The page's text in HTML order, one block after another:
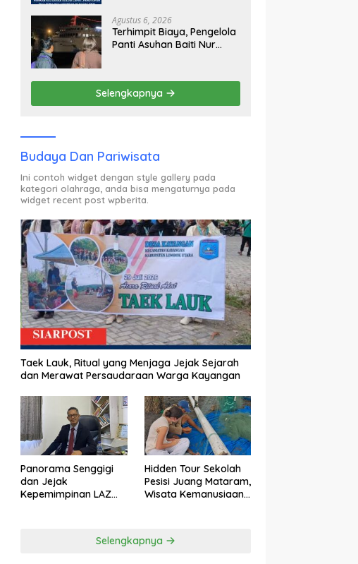
Agustus 6, 2026
Terhimpit Biaya, Pengelola
Panti Asuhan Baiti Nur
Asesmen Bantuan Tak
Kunjung Tuntas
Selengkapnya
Budaya Dan Pariwisata
Ini contoh widget dengan style gallery pada
kategori olahraga, anda bisa mengaturnya pada
widget recent post wpberita.
Taek Lauk, Ritual yang Menjaga Jejak Sejarah
dan Merawat Persaudaraan Warga Kayangan
Panorama Senggigi
dan Jejak
Kepemimpinan LAZ
Hidden Tour Sekolah
Pesisi Juang Mataram,
Wisata Kemanusiaan
Selengkapnya